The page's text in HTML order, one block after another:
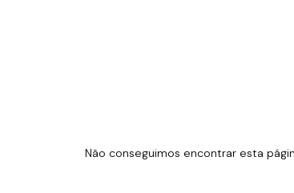
Não conseguimos encontrar esta